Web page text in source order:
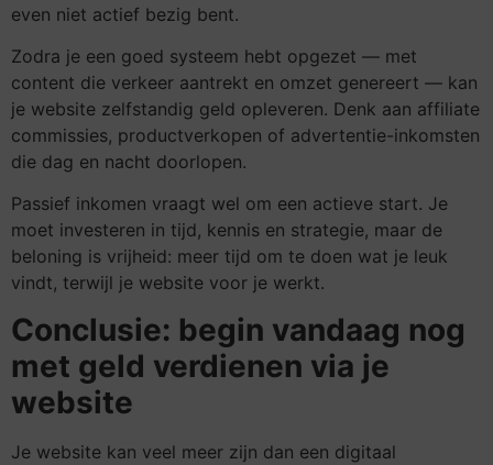
even niet actief bezig bent.
Zodra je een goed systeem hebt opgezet — met
content die verkeer aantrekt en omzet genereert — kan
je website zelfstandig geld opleveren. Denk aan affiliate
commissies, productverkopen of advertentie-inkomsten
die dag en nacht doorlopen.
Passief inkomen vraagt wel om een actieve start. Je
moet investeren in tijd, kennis en strategie, maar de
beloning is vrijheid: meer tijd om te doen wat je leuk
vindt, terwijl je website voor je werkt.
Conclusie: begin vandaag nog
met geld verdienen via je
website
Je website kan veel meer zijn dan een digitaal